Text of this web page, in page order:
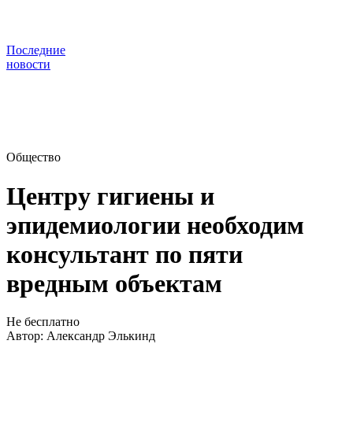
Последние
новости
Общество
Центру гигиены и
эпидемиологии необходим
консультант по пяти
вредным объектам
Не бесплатно
Автор: Александр Элькинд